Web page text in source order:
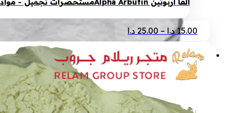
المنتج
15.00 د.ا –
25.00 د.ا
السعر:
من
خلال
العديد
من
الأشكال
المختلفة
لهذا
المنتج.